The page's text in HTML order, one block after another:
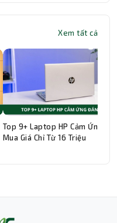
Xem tất cả
Top 9+ Laptop HP Cảm Ứng
Mua Giá Chỉ Từ 16 Triệu